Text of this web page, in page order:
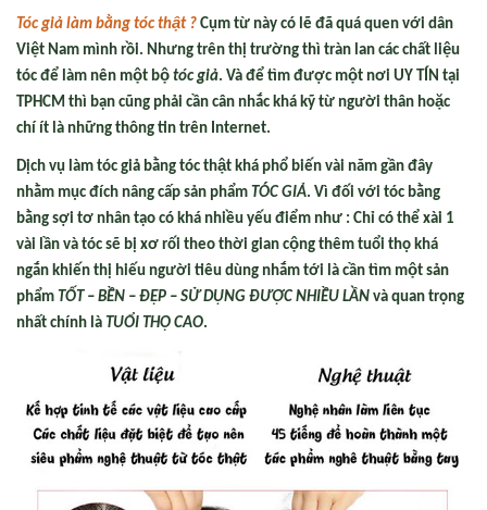
Tóc giả làm bằng tóc thật ? Cụm từ này có lẽ đã quá quen với dân
Việt Nam mình rồi. Nhưng trên thị trường thì tràn lan các chất liệu
tóc để làm nên một bộ tóc giả. Và để tìm được một nơi UY TÍN tại
TPHCM thì bạn cũng phải cần cân nhắc khá kỹ từ người thân hoặc
chí ít là những thông tin trên Internet.
Dịch vụ làm tóc giả bằng tóc thật khá phổ biến vài năm gần đây
nhằm mục đích nâng cấp sản phẩm TÓC GIẢ. Vì đối với tóc bằng
bằng sợi tơ nhân tạo có khá nhiều yếu điểm như : Chỉ có thể xài 1
vài lần và tóc sẽ bị xơ rối theo thời gian cộng thêm tuổi thọ khá
ngắn khiến thị hiếu người tiêu dùng nhắm tới là cần tìm một sản
phẩm TỐT – BỀN – ĐẸP – SỬ DỤNG ĐƯỢC NHIỀU LẦN và quan trọng
nhất chính là TUỔI THỌ CAO.